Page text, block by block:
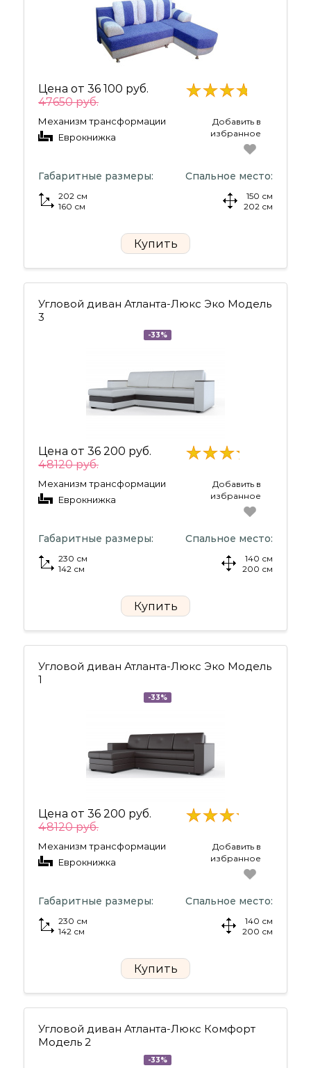
Цена от 36 100 руб.
47650 руб.
Механизм трансформации
Еврокнижка
Добавить в
избранное
Габаритные размеры:
202 см
160 см
Спальное место:
150 см
202 см
Купить
Угловой диван Атланта-Люкс Эко Модель
3
-33%
Цена от 36 200 руб.
48120 руб.
Механизм трансформации
Еврокнижка
Добавить в
избранное
Габаритные размеры:
230 см
142 см
Спальное место:
140 см
200 см
Купить
Угловой диван Атланта-Люкс Эко Модель
1
-33%
Цена от 36 200 руб.
48120 руб.
Механизм трансформации
Еврокнижка
Добавить в
избранное
Габаритные размеры:
230 см
142 см
Спальное место:
140 см
200 см
Купить
Угловой диван Атланта-Люкс Комфорт
Модель 2
-33%